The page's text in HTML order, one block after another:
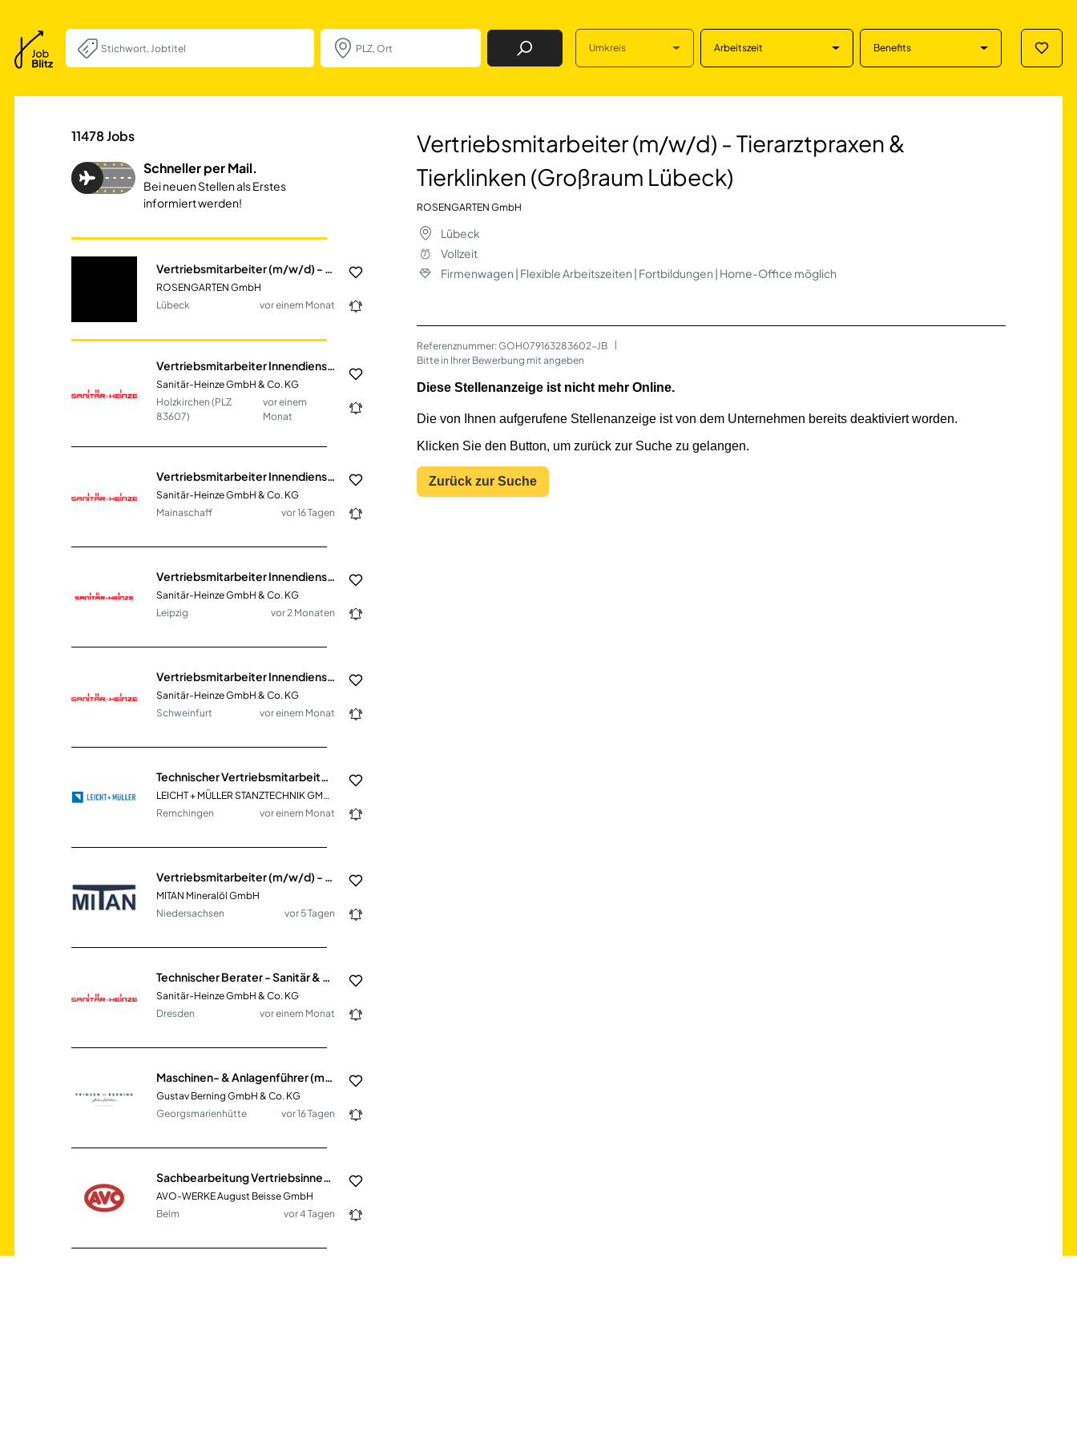
Job Finden Umkreis Arbeitszeit Benefits
Vertriebsmitarbeiter (m/w/d) - Tierarztpraxen &
11478Jobs
Schneller per Mail.
Bei neuen Stellen als Erstes
informiert werden!
ROSENGARTEN GmbH
Lübeck
vor einem Monat
Vertriebsmitarbeiter Innendienst SHK (m/w/d)
Sanitär-Heinze GmbH & Co. KG
Holzkirchen (PLZ
83607)
vor einem
Monat
Vertriebsmitarbeiter Innendienst SHK (m/w/d)
Sanitär-Heinze GmbH & Co. KG
Mainaschaff
vor 16 Tagen
Vertriebsmitarbeiter Innendienst SHK (m/w/d)
Sanitär-Heinze GmbH & Co. KG
Leipzig
vor 2 Monaten
Vertriebsmitarbeiter Innendienst SHK (m/w/d)
Sanitär-Heinze GmbH & Co. KG
Schweinfurt
vor einem Monat
LEICHT + MÜLLER STANZTECHNIK GMBH + CO. KG
Remchingen
vor einem Monat
MITAN Mineralöl GmbH
Niedersachsen
vor 5 Tagen
Sanitär-Heinze GmbH & Co. KG
Dresden
vor einem Monat
Maschinen- & Anlagenführer (m/w/d) im Lebensmittelbereich
Gustav Berning GmbH & Co. KG
Georgsmarienhütte
vor 16 Tagen
AVO-WERKE August Beisse GmbH
Belm
vor 4 Tagen
Vertriebsmitarbeiter (m/w/d) - Tierarztpraxen &
Tierklinken (Großraum Lübeck)
ROSENGARTEN GmbH
Lübeck
Vollzeit
Firmenwagen | Flexible Arbeitszeiten | Fortbildungen | Home-Office möglich
Referenznummer: GOH079163283602-JB
Bitte in Ihrer Bewerbung mit angeben